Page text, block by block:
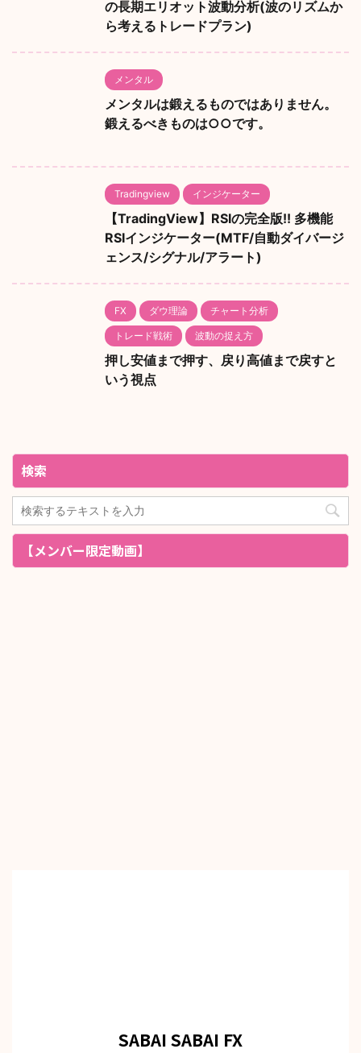
の長期エリオット波動分析(波のリズムか
ら考えるトレードプラン)
メンタル
メンタルは鍛えるものではありません。
鍛えるべきものは○○です。
Tradingview インジケーター
【TradingView】RSIの完全版!! 多機能
RSIインジケーター(MTF/自動ダイバージ
ェンス/シグナル/アラート)
FX ダウ理論 チャート分析
トレード戦術 波動の捉え方
押し安値まで押す、戻り高値まで戻すと
いう視点
検索
【メンバー限定動画】
SABAI SABAI FX